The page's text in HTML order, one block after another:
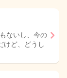
ないし、今の
けど、どうし